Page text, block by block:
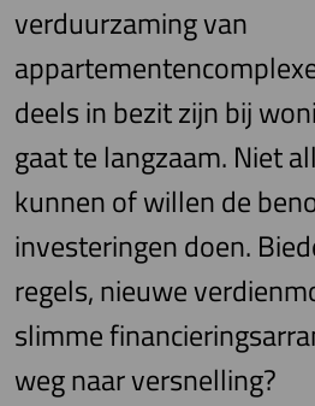
verduurzaming van
deels in bezit zijn bij
gaat te langzaam. Niet
kunnen of willen de
investeringen doen.
regels, nieuwe
slimme
weg naar versnelling?